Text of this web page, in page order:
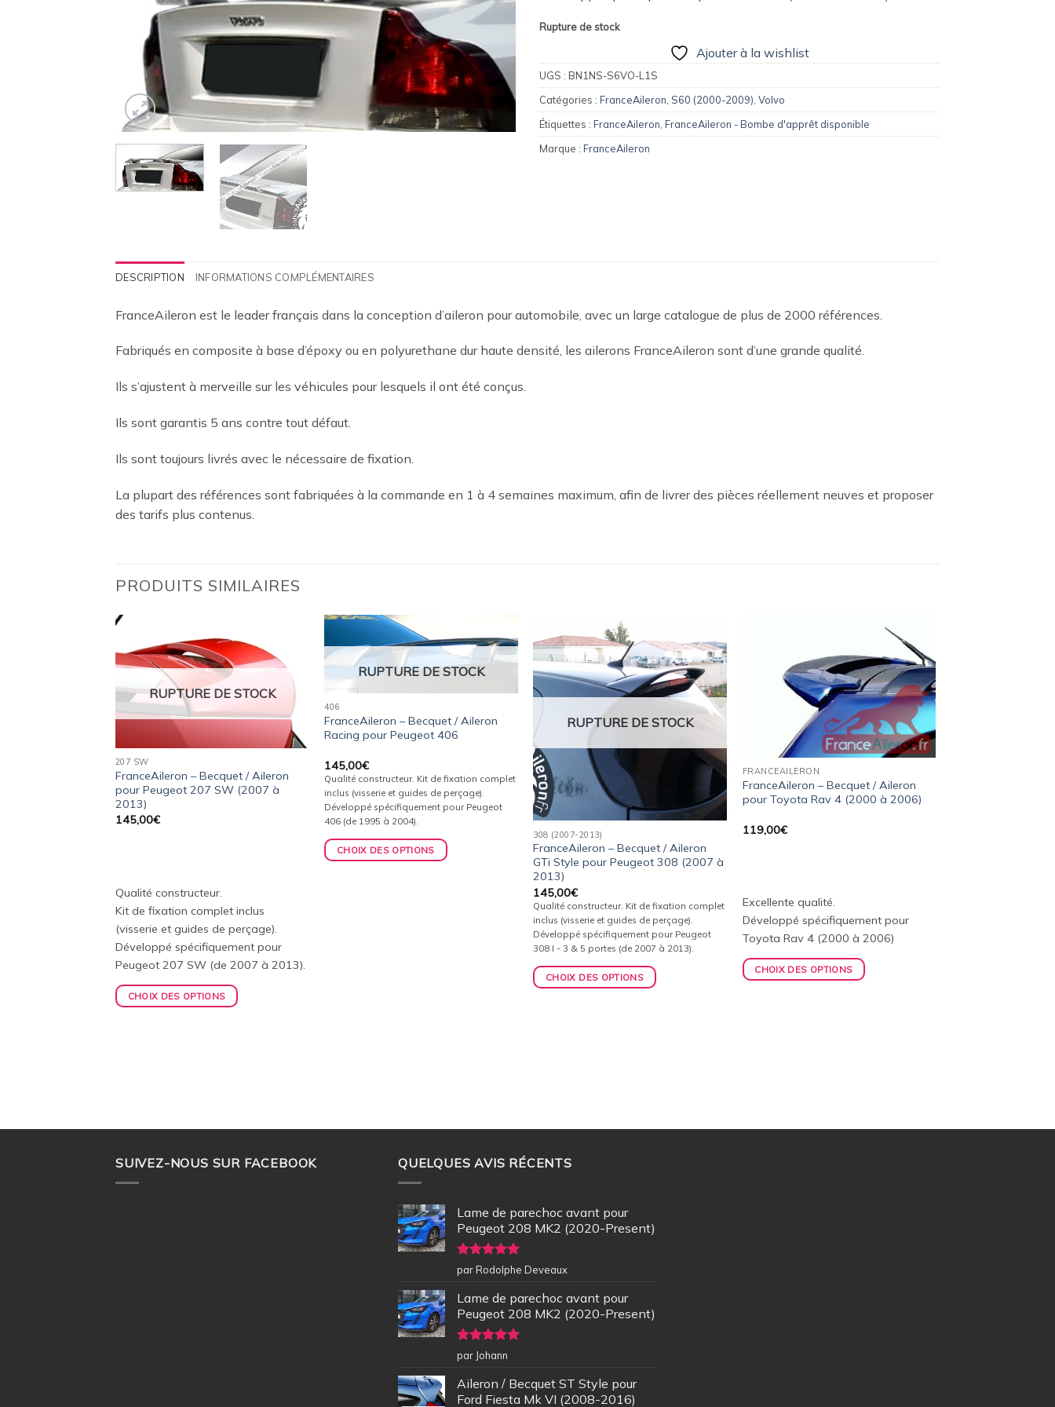
Rupture de stock
Ajouter à la wishlist
UGS : BN1NS-S6VO-L1S
Catégories : FranceAileron S60 (2000-2009) Volvo
Étiquettes : FranceAileron FranceAileron - Bombe d'apprêt disponible
Marque : FranceAileron
DESCRIPTION INFORMATIONS COMPLÉMENTAIRES
FranceAileron est le leader français dans la conception d’aileron pour automobile, avec un large catalogue de plus de 2000 références.
Fabriqués en composite à base d’époxy ou en polyurethane dur haute densité, les ailerons FranceAileron sont d’une grande qualité.
Ils s’ajustent à merveille sur les véhicules pour lesquels il ont été conçus.
Ils sont garantis 5 ans contre tout défaut.
Ils sont toujours livrés avec le nécessaire de fixation.
La plupart des références sont fabriquées à la commande en 1 à 4 semaines maximum, afin de livrer des pièces réellement neuves et proposer
des tarifs plus contenus.
PRODUITS SIMILAIRES
Ajouter
à la
wishlist
RUPTURE DE STOCK
207 SW
FranceAileron – Becquet / Aileron
pour Peugeot 207 SW (2007 à
2013)
145,00€
Qualité constructeur.
Kit de fixation complet inclus
(visserie et guides de perçage).
Développé spécifiquement pour
Peugeot 207 SW (de 2007 à 2013).
CHOIX DES OPTIONS
Ajouter
à la
RUPTURE DE STOCK
406
FranceAileron – Becquet / Aileron
Racing pour Peugeot 406
145,00€
Qualité constructeur. Kit de fixation complet
inclus (visserie et guides de perçage).
Développé spécifiquement pour Peugeot
406 (de 1995 à 2004).
CHOIX DES OPTIONS
Ajouter
à la
wishlist
RUPTURE DE STOCK
308 (2007-2013)
FranceAileron – Becquet / Aileron
GTi Style pour Peugeot 308 (2007 à
2013)
145,00€
Qualité constructeur. Kit de fixation complet
inclus (visserie et guides de perçage).
Développé spécifiquement pour Peugeot
308 I - 3 & 5 portes (de 2007 à 2013).
CHOIX DES OPTIONS
Ajouter
à la
wishlist
FRANCEAILERON
FranceAileron – Becquet / Aileron
pour Toyota Rav 4 (2000 à 2006)
119,00€
Excellente qualité.
Développé spécifiquement pour
Toyota Rav 4 (2000 à 2006)
CHOIX DES OPTIONS
SUIVEZ-NOUS SUR FACEBOOK QUELQUES AVIS RÉCENTS
Lame de parechoc avant pour
Peugeot 208 MK2 (2020-Present)
Note5sur
5
par Rodolphe Deveaux
Lame de parechoc avant pour
Peugeot 208 MK2 (2020-Present)
Note5sur
5
par Johann
Aileron / Becquet ST Style pour
Ford Fiesta Mk VI (2008-2016)